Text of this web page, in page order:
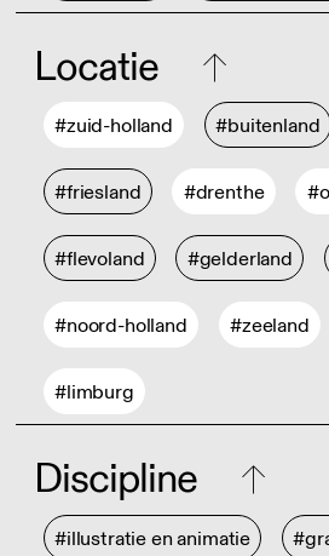
Locatie
#zuid-holland #buitenland
#friesland #drenthe
#flevoland #gelderland
#noord-holland #zeeland
#limburg
Discipline
#illustratie en animatie